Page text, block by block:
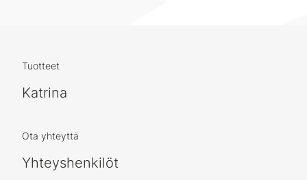
Tuotteet
Katrina
Ota yhteyttä
Yhteyshenkilöt